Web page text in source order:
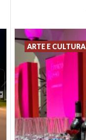
ARTE E CULTURA